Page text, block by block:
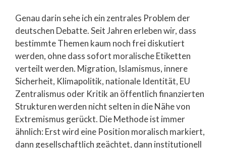
Genau darin sehe ich ein zentrales Problem der
deutschen Debatte. Seit Jahren erleben wir, dass
bestimmte Themen kaum noch frei diskutiert
werden, ohne dass sofort moralische Etiketten
verteilt werden. Migration, Islamismus, innere
Sicherheit, Klimapolitik, nationale Identität, EU
Zentralismus oder Kritik an öffentlich finanzierten
Strukturen werden nicht selten in die Nähe von
Extremismus gerückt. Die Methode ist immer
ähnlich: Erst wird eine Position moralisch markiert,
dann gesellschaftlich geächtet, dann institutionell